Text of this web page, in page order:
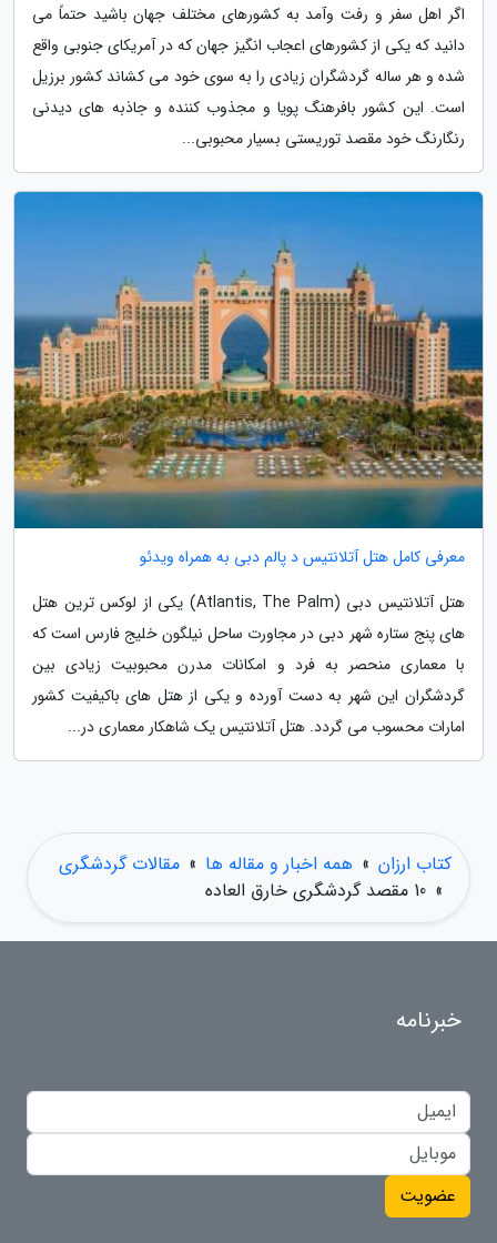
اگر اهل سفر و رفت وآمد به کشورهای مختلف جهان باشید حتماً می
دانید که یکی از کشورهای اعجاب انگیز جهان که در آمریکای جنوبی واقع
شده و هر ساله گردشگران زیادی را به سوی خود می کشاند کشور برزیل
است. این کشور بافرهنگ پویا و مجذوب کننده و جاذبه های دیدنی
رنگارنگ خود مقصد توریستی بسیار محبوبی...
معرفی کامل هتل آتلانتیس د پالم دبی به همراه ویدئو
هتل آتلانتیس دبی (Atlantis, The Palm) یکی از لوکس ترین هتل
های پنج ستاره شهر دبی در مجاورت ساحل نیلگون خلیج فارس است که
با معماری منحصر به فرد و امکانات مدرن محبوبیت زیادی بین
گردشگران این شهر به دست آورده و یکی از هتل های باکیفیت کشور
امارات محسوب می گردد. هتل آتلانتیس یک شاهکار معماری در...
کتاب ارزان » همه اخبار و مقاله ها » مقالات گردشگری
» 10 مقصد گردشگری خارق العاده
خبرنامه
عضویت